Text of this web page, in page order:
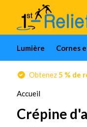
Lumière Cornes
Obtenez5 % de
Accueil
Crépine